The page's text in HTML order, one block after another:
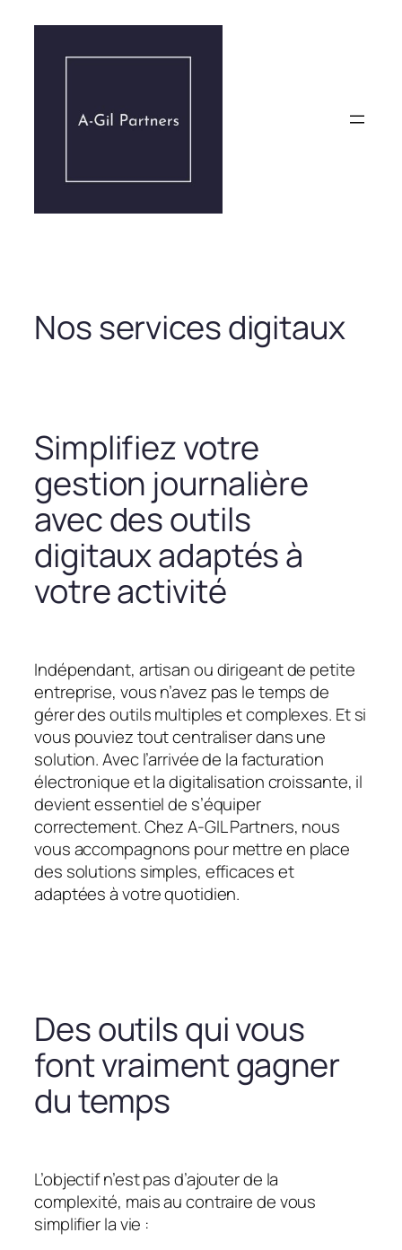
contenu
Nos services digitaux
Simplifiez votre
gestion journalière
avec des outils
digitaux adaptés à
votre activité
Indépendant, artisan ou dirigeant de petite
entreprise, vous n’avez pas le temps de
gérer des outils multiples et complexes. Et si
vous pouviez tout centraliser dans une
solution. Avec l’arrivée de la facturation
électronique et la digitalisation croissante, il
devient essentiel de s’équiper
correctement. Chez A-GIL Partners, nous
vous accompagnons pour mettre en place
des solutions simples, efficaces et
adaptées à votre quotidien.
Des outils qui vous
font vraiment gagner
du temps
L’objectif n’est pas d’ajouter de la
complexité, mais au contraire de vous
simplifier la vie :